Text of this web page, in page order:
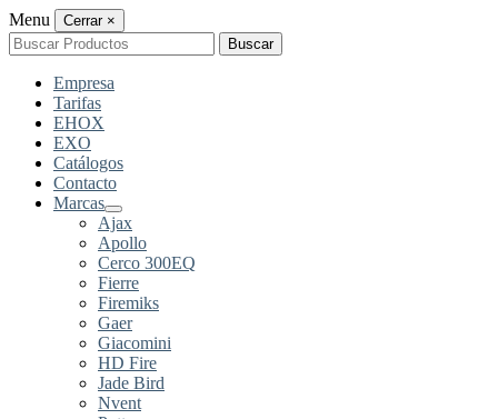
Menu Cerrar ×
Buscar
por:
Buscar
Empresa
Tarifas
EHOX
EXO
Catálogos
Contacto
Marcas
Ajax
Apollo
Cerco 300EQ
Fierre
Firemiks
Gaer
Giacomini
HD Fire
Jade Bird
Nvent